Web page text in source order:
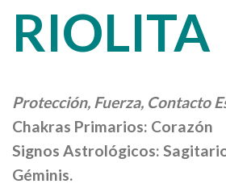
RIOLITA
Protección, Fuerza, Contacto
Chakras Primarios: Corazón
Signos Astrológicos:
Géminis.